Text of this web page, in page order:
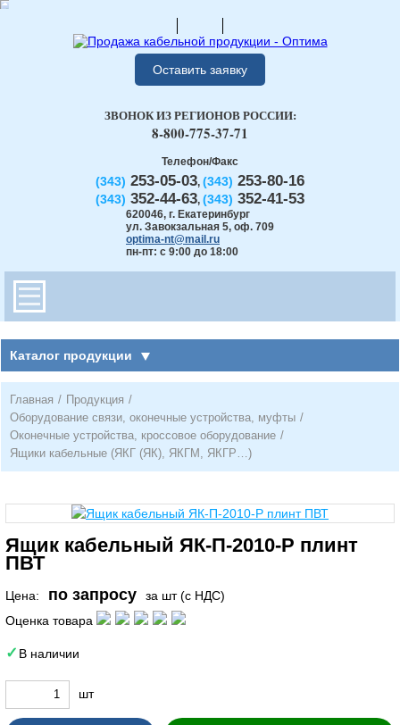
Оставить заявку
Телефон/Факс
(343) 253-05-03, (343) 253-80-16
(343) 352-44-63, (343) 352-41-53
620046, г. Екатеринбург
ул. Завокзальная 5, оф. 709
optima-nt@mail.ru
пн-пт: с 9:00 до 18:00
ЗВОНОК ИЗ РЕГИОНОВ РОССИИ:
8-800-775-37-71
Каталог продукции
Главная / Продукция /
Оборудование связи, оконечные устройства, муфты /
Оконечные устройства, кроссовое оборудование /
Ящики кабельные (ЯКГ (ЯК), ЯКГМ, ЯКГР…)
Ящик кабельный ЯК-П-2010-Р плинт
ПВТ
Цена: по запросу
за шт (с НДС)
Оценка товара
В наличии
шт